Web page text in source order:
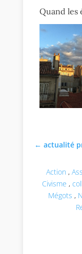
Quand les
←actualité
Action ,
Civisme ,
Mégots ,